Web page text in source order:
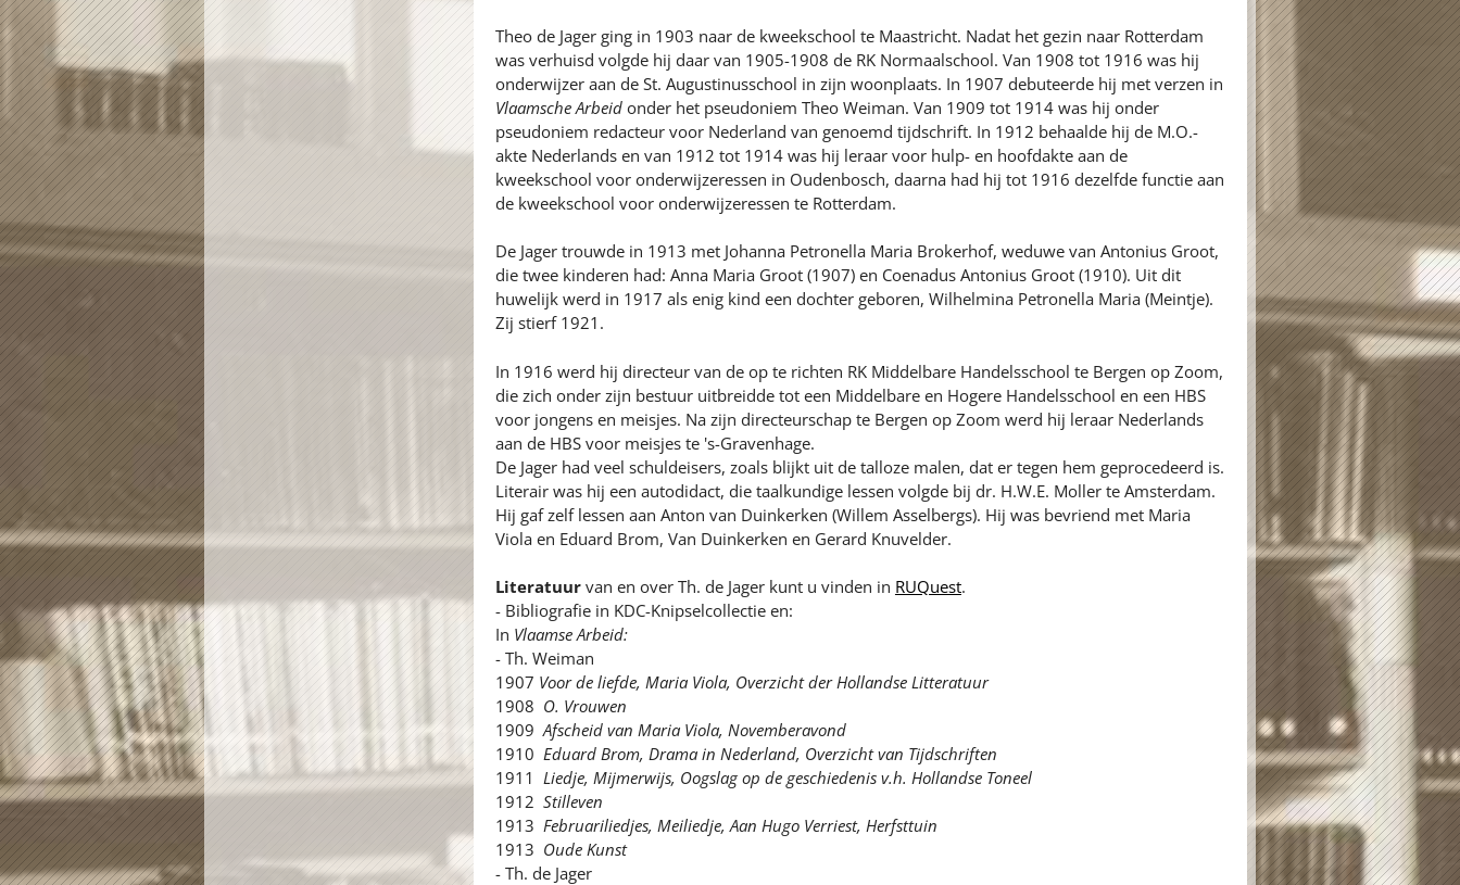
Theo de Jager ging in 1903 naar de kweekschool te Maastricht. Nadat het gezin naar Rotterdam
was verhuisd volgde hij daar van 1905-1908 de RK Normaalschool. Van 1908 tot 1916 was hij
onderwijzer aan de St. Augustinusschool in zijn woonplaats. In 1907 debuteerde hij met verzen in
Vlaamsche Arbeidonder het pseudoniem Theo Weiman. Van 1909 tot 1914 was hij onder
pseudoniem redacteur voor Nederland van genoemd tijdschrift. In 1912 behaalde hij de M.O.-
akte Nederlands en van 1912 tot 1914 was hij leraar voor hulp- en hoofdakte aan de
kweekschool voor onderwijzeressen in Oudenbosch, daarna had hij tot 1916 dezelfde functie aan
de kweekschool voor onderwijzeressen te Rotterdam.
De Jager trouwde in 1913 met Johanna Petronella Maria Brokerhof, weduwe van Antonius Groot,
die twee kinderen had: Anna Maria Groot (1907) en Coenadus Antonius Groot (1910). Uit dit
huwelijk werd in 1917 als enig kind een dochter geboren, Wilhelmina Petronella Maria (Meintje).
Zij stierf 1921.
In 1916 werd hij directeur van de op te richten RK Middelbare Handelsschool te Bergen op Zoom,
die zich onder zijn bestuur uitbreidde tot een Middelbare en Hogere Handelsschool en een HBS
voor jongens en meisjes. Na zijn directeurschap te Bergen op Zoom werd hij leraar Nederlands
aan de HBS voor meisjes te 's-Gravenhage.
De Jager had veel schuldeisers, zoals blijkt uit de talloze malen, dat er tegen hem geprocedeerd is.
Literair was hij een autodidact, die taalkundige lessen volgde bij dr. H.W.E. Moller te Amsterdam.
Hij gaf zelf lessen aan Anton van Duinkerken (Willem Asselbergs). Hij was bevriend met Maria
Viola en Eduard Brom, Van Duinkerken en Gerard Knuvelder.
Literatuurvan en over Th. de Jager kunt u vinden in RUQuest.
- Bibliografie in KDC-Knipselcollectie en:
In Vlaamse Arbeid:
- Th. Weiman
1907 Voor de liefde, Maria Viola, Overzicht der Hollandse Litteratuur
1908 O. Vrouwen
1909Afscheid van Maria Viola, Novemberavond
1910 Eduard Brom, Drama in Nederland, Overzicht van Tijdschriften
1911 Liedje, Mijmerwijs, Oogslag op de geschiedenis v.h. Hollandse Toneel
1912 Stilleven
1913 Februariliedjes, Meiliedje, Aan Hugo Verriest, Herfsttuin
1913 Oude Kunst
- Th. de Jager